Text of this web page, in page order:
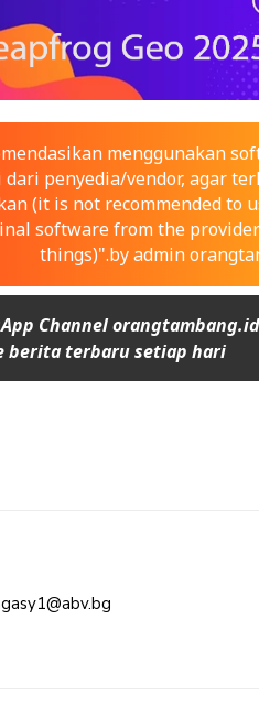
menggunakan
penyedia/vendor, agar
(it is not recommended to
software from the
things)".by admin
Channel orangtambang.id
berita terbaru setiap hari